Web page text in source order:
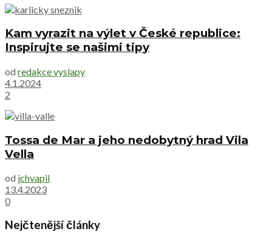
Kam vyrazit na výlet v České republice:
Inspirujte se našimi tipy
od redakce vyslapy
4.1.2024
2
Tossa de Mar a jeho nedobytný hrad Vila
Vella
od jchvapil
13.4.2023
0
Nejčtenější články